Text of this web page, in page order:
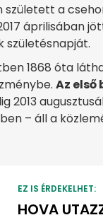
született a
áprilisában
születésnapját.
1868 óta
Az
2013
– áll a
EZ IS ÉRDEKELHET:
HOVA